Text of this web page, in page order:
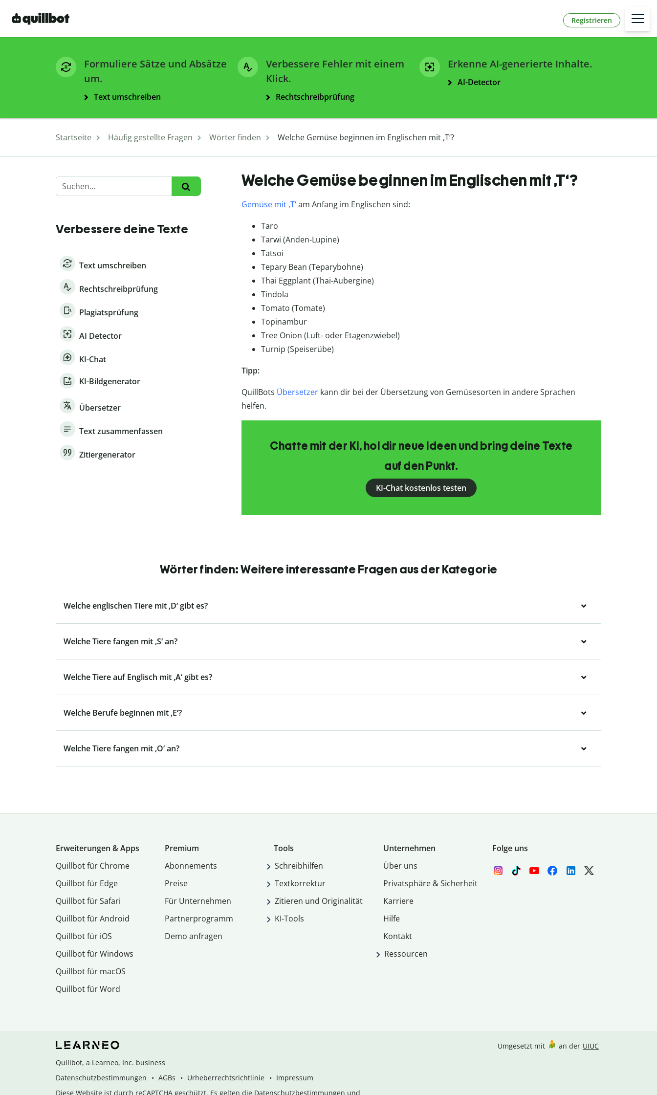
Registrieren
Formuliere Sätze und Absätze
um.
Text umschreiben
Verbessere Fehler mit einem
Klick.
Rechtschreibprüfung
Erkenne AI-generierte Inhalte.
AI-Detector
Startseite Häufig gestellte Fragen Wörter finden Welche Gemüse beginnen im Englischen mit ,T‘?
Verbessere deine Texte
Text umschreiben
Rechtschreibprüfung
Plagiatsprüfung
AI Detector
KI-Chat
KI-Bildgenerator
Übersetzer
Text zusammenfassen
Zitiergenerator
Welche Gemüse beginnen im Englischen mit ,T‘?
Gemüse mit ,T‘am Anfang im Englischen sind:
Taro
Tarwi (Anden-Lupine)
Tatsoi
Tepary Bean (Teparybohne)
Thai Eggplant (Thai-Aubergine)
Tindola
Tomato (Tomate)
Topinambur
Tree Onion (Luft- oder Etagenzwiebel)
Turnip (Speiserübe)
Tipp:
QuillBots Übersetzerkann dir bei der Übersetzung von Gemüsesorten in andere Sprachen
helfen.
Chatte mit der KI, hol dir neue Ideen und bring deine Texte
auf den Punkt.
KI-Chat kostenlos testen
Wörter finden: Weitere interessante Fragen aus der Kategorie
Welche englischen Tiere mit ‚D‘ gibt es?
Welche Tiere fangen mit ‚S‘ an?
Welche Tiere auf Englisch mit ‚A‘ gibt es?
Welche Berufe beginnen mit ‚E‘?
Welche Tiere fangen mit ‚O‘ an?
Erweiterungen & Apps
Quillbot für Chrome
Quillbot für Edge
Quillbot für Safari
Quillbot für Android
Quillbot für iOS
Quillbot für Windows
Quillbot für macOS
Quillbot für Word
Premium
Abon­ne­ments
Preise
Für Unternehmen
Partnerprogramm
Demo anfragen
Tools
Schreibhilfen
Textkorrektur
Zitieren und Originalität
KI-Tools
Unternehmen
Über uns
Privatsphäre & Sicherheit
Karriere
Hilfe
Kontakt
Ressourcen
Folge uns
Quillbot, a Learneo, Inc. business
Datenschutzbestimmungen
AGBs Urheberrechtsrichtlinie
Impressum
Diese Website ist durch reCAPTCHA geschützt. Es gelten die Datenschutzbestimmungen und
Umgesetzt mit an der UIUC